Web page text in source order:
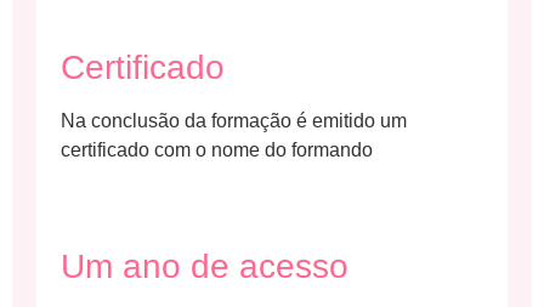
Certificado
Na conclusão da formação é emitido um
certificado com o nome do formando
Um ano de acesso